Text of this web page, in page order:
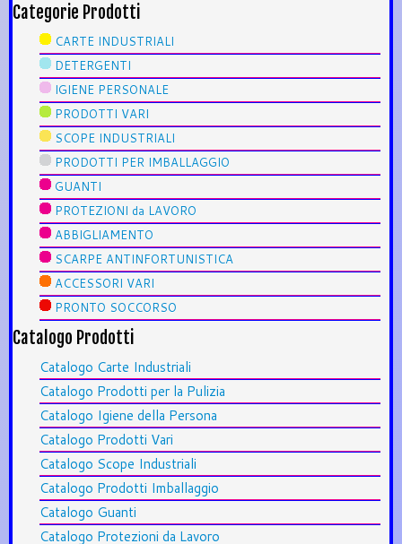
Categorie Prodotti
CARTE INDUSTRIALI
DETERGENTI
IGIENE PERSONALE
PRODOTTI VARI
SCOPE INDUSTRIALI
PRODOTTI PER IMBALLAGGIO
GUANTI
PROTEZIONI da LAVORO
ABBIGLIAMENTO
SCARPE ANTINFORTUNISTICA
ACCESSORI VARI
PRONTO SOCCORSO
Catalogo Prodotti
Catalogo Carte Industriali
Catalogo Prodotti per la Pulizia
Catalogo Igiene della Persona
Catalogo Prodotti Vari
Catalogo Scope Industriali
Catalogo Prodotti Imballaggio
Catalogo Guanti
Catalogo Protezioni da Lavoro